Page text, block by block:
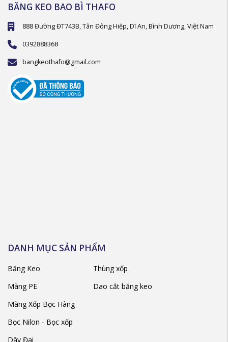
BĂNG KEO BAO BÌ THAFO
888 Đường ĐT743B, Tân Đông Hiệp, Dĩ An, Bình Dương, Việt Nam
0392888368
bangkeothafo@gmail.com
DANH MỤC SẢN PHẨM
Băng Keo
Màng PE
Màng Xốp Bọc Hàng
Bọc Nilon - Bọc xốp
Dây Đai
Thùng xốp
Dao cắt băng keo